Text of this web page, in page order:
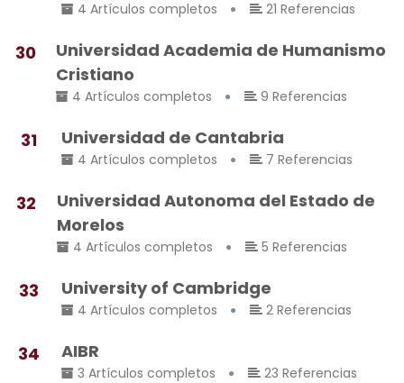
4 Artículos completos 21 Referencias
30
Universidad Academia de Humanismo
Cristiano
4 Artículos completos 9 Referencias
31 Universidad de Cantabria
4 Artículos completos 7 Referencias
32
Universidad Autonoma del Estado de
Morelos
4 Artículos completos 5 Referencias
33 University of Cambridge
4 Artículos completos 2 Referencias
34 AIBR
3 Artículos completos 23 Referencias